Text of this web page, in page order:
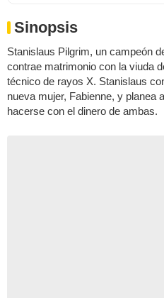
Sinopsis
Stanislaus Pilgrim, un campeón
contrae matrimonio con la viuda
técnico de rayos X. Stanislaus
nueva mujer, Fabienne, y planea
hacerse con el dinero de ambas.